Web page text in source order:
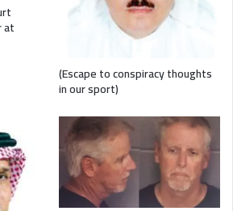
at
(Escape to conspiracy thoughts
in our sport)